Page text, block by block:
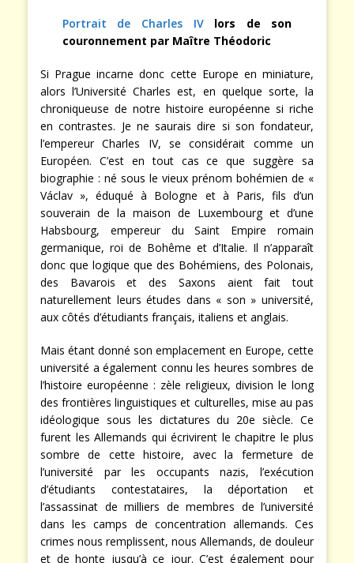
Portrait de Charles IVlors de son
couronnement par Maître Théodoric
Si Prague incarne donc cette Europe en miniature,
alors l’Université Charles est, en quelque sorte, la
chroniqueuse de notre histoire européenne si riche
en contrastes. Je ne saurais dire si son fondateur,
l’empereur Charles IV, se considérait comme un
Européen. C’est en tout cas ce que suggère sa
biographie : né sous le vieux prénom bohémien de «
Václav », éduqué à Bologne et à Paris, fils d’un
souverain de la maison de Luxembourg et d’une
Habsbourg, empereur du Saint Empire romain
germanique, roi de Bohême et d’Italie. Il n’apparaît
donc que logique que des Bohémiens, des Polonais,
des Bavarois et des Saxons aient fait tout
naturellement leurs études dans « son » université,
aux côtés d’étudiants français, italiens et anglais.
Mais étant donné son emplacement en Europe, cette
université a également connu les heures sombres de
l’histoire européenne : zèle religieux, division le long
des frontières linguistiques et culturelles, mise au pas
idéologique sous les dictatures du 20e siècle. Ce
furent les Allemands qui écrivirent le chapitre le plus
sombre de cette histoire, avec la fermeture de
l’université par les occupants nazis, l’exécution
d’étudiants contestataires, la déportation et
l’assassinat de milliers de membres de l’université
dans les camps de concentration allemands. Ces
crimes nous remplissent, nous Allemands, de douleur
et de honte jusqu’à ce jour. C’est également pour